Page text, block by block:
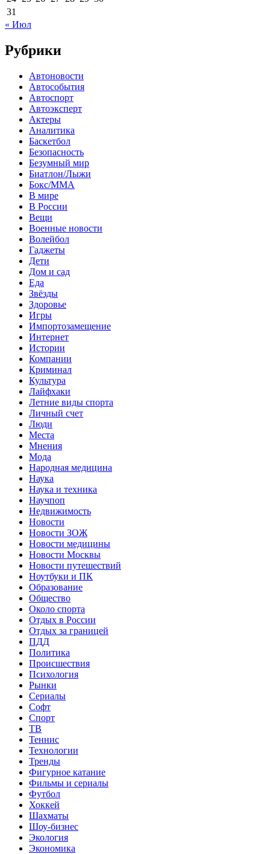
31
« Июл
Рубрики
Автоновости
Автособытия
Автоспорт
Автоэксперт
Актеры
Аналитика
Баскетбол
Безопасность
Безумный мир
Биатлон/Лыжи
Бокс/MMA
В мире
В России
Вещи
Военные новости
Волейбол
Гаджеты
Дети
Дом и сад
Еда
Звёзды
Здоровье
Игры
Импортозамещение
Интернет
Истории
Компании
Криминал
Культура
Лайфхаки
Летние виды спорта
Личный счет
Люди
Места
Мнения
Мода
Народная медицина
Наука
Наука и техника
Научпоп
Недвижимость
Новости
Новости ЗОЖ
Новости медицины
Новости Москвы
Новости путешествий
Ноутбуки и ПК
Образование
Общество
Около спорта
Отдых в России
Отдых за границей
ПДД
Политика
Происшествия
Психология
Рынки
Сериалы
Софт
Спорт
ТВ
Теннис
Технологии
Тренды
Фигурное катание
Фильмы и сериалы
Футбол
Хоккей
Шахматы
Шоу-бизнес
Экология
Экономика